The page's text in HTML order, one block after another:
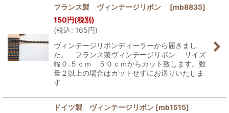
フランス製 ヴィンテージリボン [mb8835]
150円(税別)
(税込: 165円)
ヴィンテージリボンディーラーから届きまし
た。 フランス製ヴィンテージリボン サイズ
幅０.５ｃｍ ５０ｃｍからカット致します。数
量２以上の場合はカットせずにお送りいたしま
す
ドイツ製 ヴィンテージリボン [mb1515]